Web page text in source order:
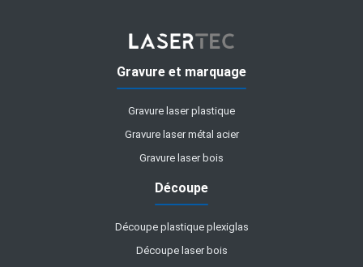
Gravure et marquage
Gravure laser plastique
Gravure laser métal acier
Gravure laser bois
Découpe
Découpe plastique plexiglas
Découpe laser bois